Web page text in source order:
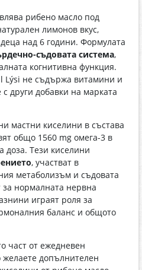
рибено масло под
лимонов вкус,
над 6 години. Формулата
съдовата система,
когнитивна функция.
Lýsi не съдържа витамини и
други добавки на марката
мастни киселини в състава
общо 1560 mg омега-3 в
доза. Тези киселини
, участват в
метаболизъм и съдовата
за нормалната нервна
играят роля за
баланс и общото
част от ежедневен
допълнителен